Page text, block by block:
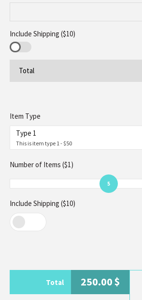
Include Shipping ($10)
Total
Item Type
Type 1
This is item type 1 - $50
Number of Items ($1)
5
Include Shipping ($10)
Total 250.00$